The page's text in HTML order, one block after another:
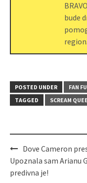
bude
region.
POSTED UNDER FAN
TAGGED
SCREAM
Dove Cameron
Upoznala sam Arianu
predivna je!